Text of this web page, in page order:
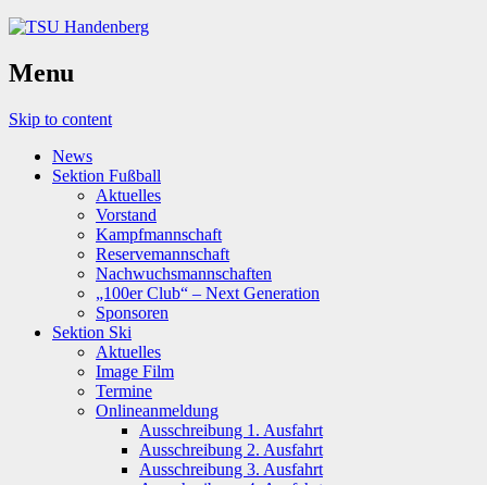
Menu
Skip to content
News
Sektion Fußball
Aktuelles
Vorstand
Kampfmannschaft
Reservemannschaft
Nachwuchsmannschaften
„100er Club“ – Next Generation
Sponsoren
Sektion Ski
Aktuelles
Image Film
Termine
Onlineanmeldung
Ausschreibung 1. Ausfahrt
Ausschreibung 2. Ausfahrt
Ausschreibung 3. Ausfahrt